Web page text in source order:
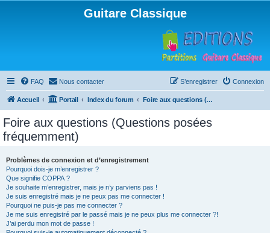
Guitare Classique
FAQ Nous contacter Connexion
S’enregistrer
Accueil Portail Index du forum Foire aux questions (Questions posées fréquemment)
Foire aux questions (Questions posées
fréquemment)
Problèmes de connexion et d’enregistrement
Pourquoi dois-je m’enregistrer ?
Que signifie COPPA ?
Je souhaite m’enregistrer, mais je n’y parviens pas !
Je suis enregistré mais je ne peux pas me connecter !
Pourquoi ne puis-je pas me connecter ?
Je me suis enregistré par le passé mais je ne peux plus me connecter ?!
J’ai perdu mon mot de passe !